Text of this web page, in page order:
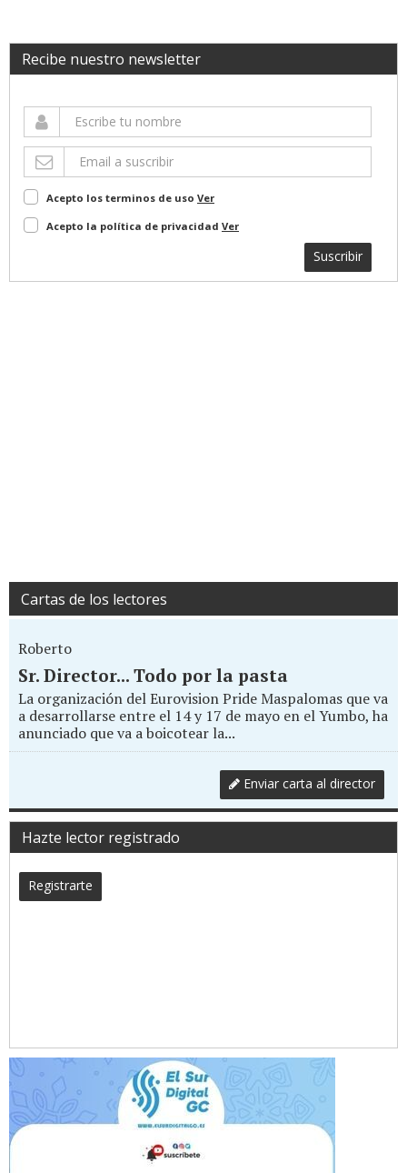
Recibe nuestro newsletter
Acepto los terminos de uso Ver
Acepto la política de privacidad Ver
Suscribir
Cartas de los lectores
Roberto
Sr. Director... Todo por la pasta
La organización del Eurovision Pride Maspalomas que va
a desarrollarse entre el 14 y 17 de mayo en el Yumbo, ha
anunciado que va a boicotear la...
Enviar carta al director
Hazte lector registrado
Registrarte